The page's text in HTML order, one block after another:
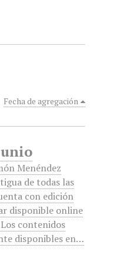
Fecha de agregación
Menéndez
de todas las
con edición
disponible online
contenidos
disponibles en…